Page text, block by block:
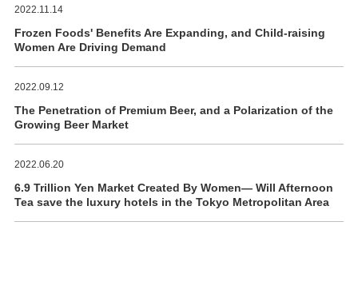
2022.11.14
Frozen Foods' Benefits Are Expanding, and Child-raising
Women Are Driving Demand
2022.09.12
The Penetration of Premium Beer, and a Polarization of the
Growing Beer Market
2022.06.20
6.9 Trillion Yen Market Created By Women― Will Afternoon
Tea save the luxury hotels in the Tokyo Metropolitan Area